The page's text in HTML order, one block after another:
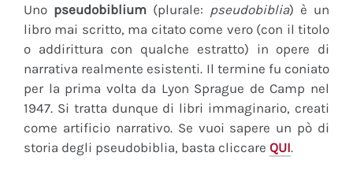
Uno pseudobiblium (plurale: pseudobiblia) è un
libro mai scritto, ma citato come vero (con il titolo
o addirittura con qualche estratto) in opere di
narrativa realmente esistenti. Il termine fu coniato
per la prima volta da Lyon Sprague de Camp nel
1947. Si tratta dunque di libri immaginario, creati
come artificio narrativo. Se vuoi sapere un pò di
storia degli pseudobiblia, basta cliccare QUI.